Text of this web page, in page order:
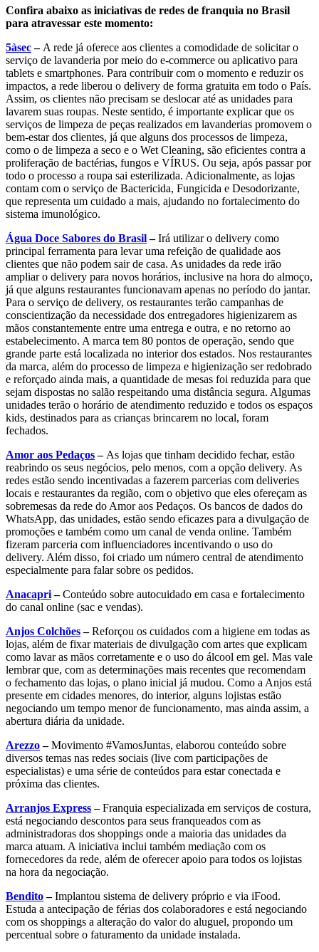
Confira abaixo as iniciativas de redes de franquia no Brasil
para atravessar este momento:
5àsec– A rede já oferece aos clientes a comodidade de solicitar o
serviço de lavanderia por meio do e-commerce ou aplicativo para
tablets e smartphones. Para contribuir com o momento e reduzir os
impactos, a rede liberou o delivery de forma gratuita em todo o País.
Assim, os clientes não precisam se deslocar até as unidades para
lavarem suas roupas. Neste sentido, é importante explicar que os
serviços de limpeza de peças realizados em lavanderias promovem o
bem-estar dos clientes, já que alguns dos processos de limpeza,
como o de limpeza a seco e o Wet Cleaning, são eficientes contra a
proliferação de bactérias, fungos e VÍRUS. Ou seja, após passar por
todo o processo a roupa sai esterilizada. Adicionalmente, as lojas
contam com o serviço de Bactericida, Fungicida e Desodorizante,
que representa um cuidado a mais, ajudando no fortalecimento do
sistema imunológico.
Água Doce Sabores do Brasil–Irá utilizar o delivery como
principal ferramenta para levar uma refeição de qualidade aos
clientes que não podem sair de casa. As unidades da rede irão
ampliar o delivery para novos horários, inclusive na hora do almoço,
já que alguns restaurantes funcionavam apenas no período do jantar.
Para o serviço de delivery, os restaurantes terão campanhas de
conscientização da necessidade dos entregadores higienizarem as
mãos constantemente entre uma entrega e outra, e no retorno ao
estabelecimento. A marca tem 80 pontos de operação, sendo que
grande parte está localizada no interior dos estados. Nos restaurantes
da marca, além do processo de limpeza e higienização ser redobrado
e reforçado ainda mais, a quantidade de mesas foi reduzida para que
sejam dispostas no salão respeitando uma distância segura. Algumas
unidades terão o horário de atendimento reduzido e todos os espaços
kids, destinados para as crianças brincarem no local, foram
fechados.
Amor aos Pedaços– As lojas que tinham decidido fechar, estão
reabrindo os seus negócios, pelo menos, com a opção delivery. As
redes estão sendo incentivadas a fazerem parcerias com deliveries
locais e restaurantes da região, com o objetivo que eles ofereçam as
sobremesas da rede do Amor aos Pedaços. Os bancos de dados do
WhatsApp, das unidades, estão sendo eficazes para a divulgação de
promoções e também como um canal de venda online. Também
fizeram parceria com influenciadores incentivando o uso do
delivery. Além disso, foi criado um número central de atendimento
especialmente para falar sobre os pedidos.
Anacapri–Conteúdo sobre autocuidado em casa e fortalecimento
do canal online (sac e vendas).
Anjos Colchões–Reforçou os cuidados com a higiene em todas as
lojas, além de fixar materiais de divulgação com artes que explicam
como lavar as mãos corretamente e o uso do álcool em gel. Mas vale
lembrar que, com as determinações mais recentes que recomendam
o fechamento das lojas, o plano inicial já mudou. Como a Anjos está
presente em cidades menores, do interior, alguns lojistas estão
negociando um tempo menor de funcionamento, mas ainda assim, a
abertura diária da unidade.
Arezzo–Movimento #VamosJuntas, elaborou conteúdo sobre
diversos temas nas redes sociais (live com participações de
especialistas) e uma série de conteúdos para estar conectada e
próxima das clientes.
Arranjos Express–Franquia especializada em serviços de costura,
está negociando descontos para seus franqueados com as
administradoras dos shoppings onde a maioria das unidades da
marca atuam. A iniciativa inclui também mediação com os
fornecedores da rede, além de oferecer apoio para todos os lojistas
na hora da negociação.
Bendito–Implantou sistema de delivery próprio e via iFood.
Estuda a antecipação de férias dos colaboradores e está negociando
com os shoppings a alteração do valor do aluguel, propondo um
percentual sobre o faturamento da unidade instalada.